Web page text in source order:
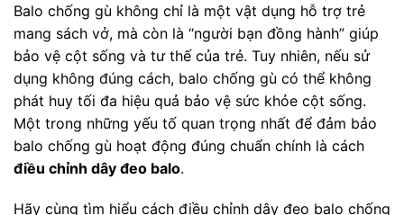
Balo chống gù không chỉ là một vật dụng hỗ trợ trẻ
mang sách vở, mà còn là “người bạn đồng hành” giúp
bảo vệ cột sống và tư thế của trẻ. Tuy nhiên, nếu sử
dụng không đúng cách, balo chống gù có thể không
phát huy tối đa hiệu quả bảo vệ sức khỏe cột sống.
Một trong những yếu tố quan trọng nhất để đảm bảo
balo chống gù hoạt động đúng chuẩn chính là cách
điều chỉnh dây đeo balo.
Hãy cùng tìm hiểu cách điều chỉnh dây đeo balo chống